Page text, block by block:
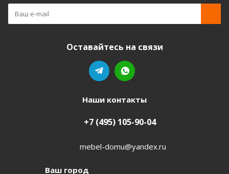
Оставайтесь на связи
Наши контакты
+7 (495) 105-90-04
mebel-domu@yandex.ru
Ваш город